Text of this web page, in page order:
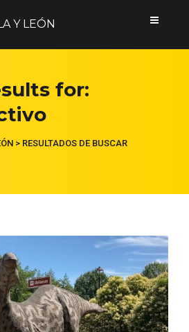
Y LEÓN
for:
> RESULTADOS DE BUSCAR
electrónico
protegido porLogin Lockdown